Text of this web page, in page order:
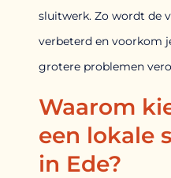
sluitwerk. Zo wordt de
verbeterd en voorkom
grotere problemen
Waarom
een lokale
in Ede?